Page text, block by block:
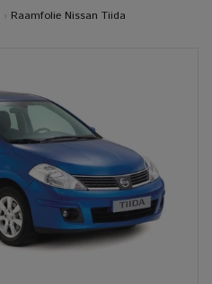
› Raamfolie Nissan Tiida